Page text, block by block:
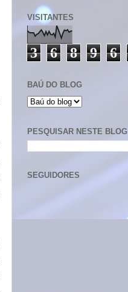
VISITANTES
3 6 8 9 6
BAÚ DO BLOG
PESQUISAR NESTE BLOG
SEGUIDORES